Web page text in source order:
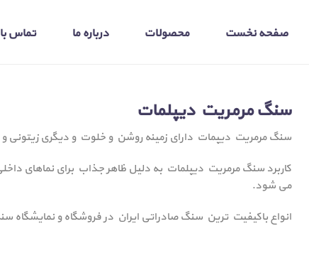
صفحه نخست محصولات درباره ما تماس
سنگ مرمریت دیپلمات
سنگ مرمریت دیپمات دارای زمینه روشن و خلوت و دیگری
کاربرد سنگ مرمریت دیپلمات به دلیل ظاهر جذاب برای
می شود.
انواع باکیفیت ترین سنگ صادراتی ایران در فروشگاه و نمایشگاه